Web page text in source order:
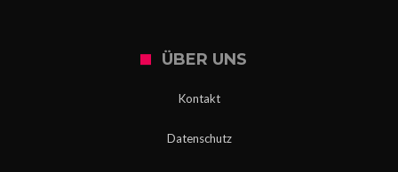
ÜBER UNS
Kontakt
Datenschutz